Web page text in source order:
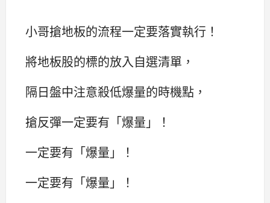
小哥搶地板的流程一定要落實執行！
將地板股的標的放入自選清單，
隔日盤中注意殺低爆量的時機點，
搶反彈一定要有「爆量」！
一定要有「爆量」！
一定要有「爆量」！